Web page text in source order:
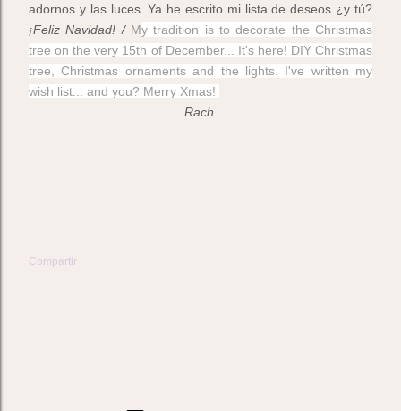
adornos y las luces. Ya he escrito mi lista de deseos ¿y tú?
¡Feliz Navidad! / My tradition is to decorate the Christmas
tree on the very 15th of December... It's here! DIY Christmas
tree, Christmas ornaments and the lights. I've written my
wish list... and you? Merry Xmas!
Rach.
Compartir